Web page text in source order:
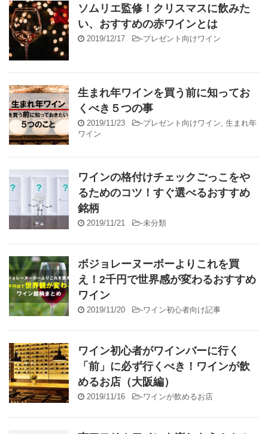
ソムリエ監修！クリスマスに飲みた
い、おすすめの赤ワインとは
2019/12/17 -プレゼント向けワイン
生まれ年ワインを買う前に知ってお
くべき５つの事
2019/11/23 -プレゼント向けワイン, 生まれ年
ワイン
ワインの格付けチェックごっこをや
るためのコツ！すぐ選べるおすすめ
銘柄
2019/11/21 -未分類
ボジョレーヌーボーよりこれを買
え！2千円で世界感が変わるおすすめ
ワイン
2019/11/20 -ワイン初心者向け記事
ワイン初心者がワインバーに行く
「前」に必ず行くべき！ワインが飲
めるお店（大阪編）
2019/11/16 -ワインが飲めるお店